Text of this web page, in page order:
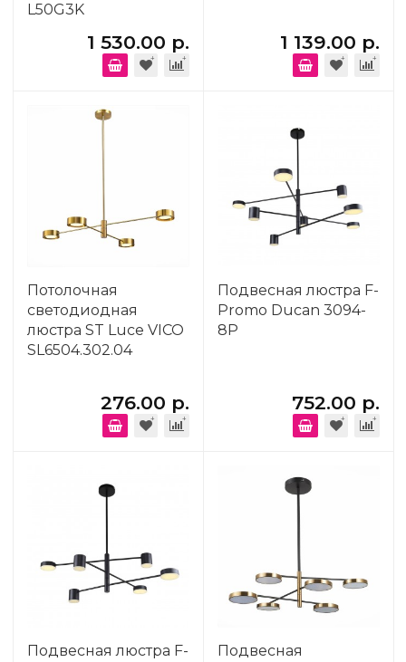
L50G3K
1 530.00 р. 1 139.00 р.
Потолочная
светодиодная
люстра ST Luce VICO
SL6504.302.04
276.00 р.
Подвесная люстра F-
Promo Ducan 3094-
8P
752.00 р.
Подвесная люстра F- Подвесная